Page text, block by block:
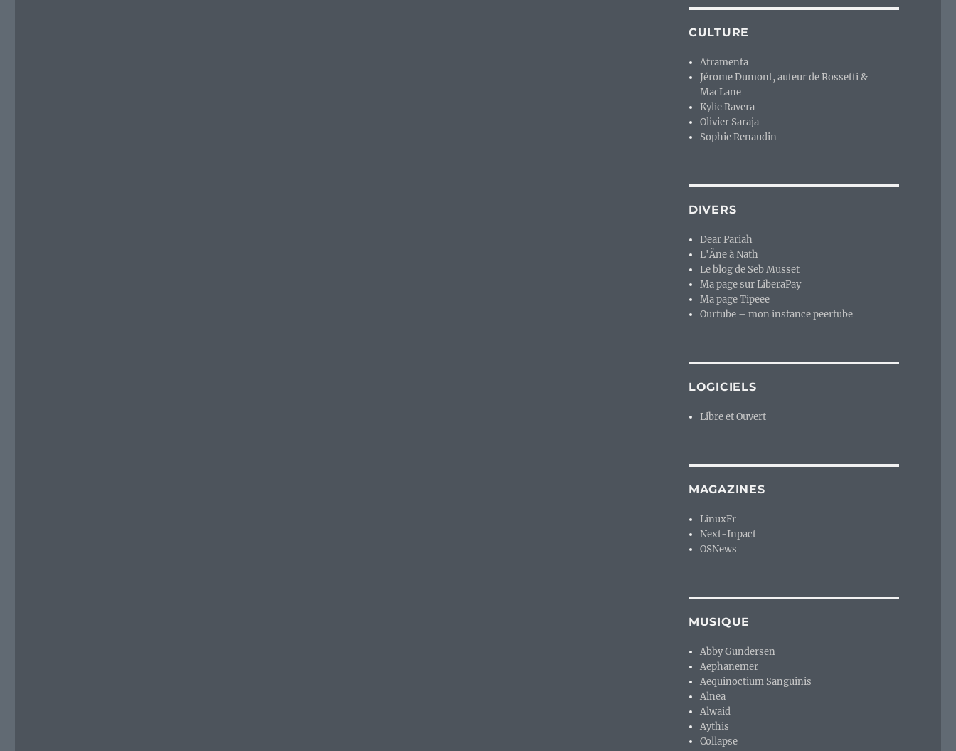
CULTURE
Atramenta
Jérome Dumont, auteur de Rossetti &
MacLane
Kylie Ravera
Olivier Saraja
Sophie Renaudin
DIVERS
Dear Pariah
L'Âne à Nath
Le blog de Seb Musset
Ma page sur LiberaPay
Ma page Tipeee
Ourtube – mon instance peertube
LOGICIELS
Libre et Ouvert
MAGAZINES
LinuxFr
Next-Inpact
OSNews
MUSIQUE
Abby Gundersen
Aephanemer
Aequinoctium Sanguinis
Alnea
Alwaid
Aythis
Collapse